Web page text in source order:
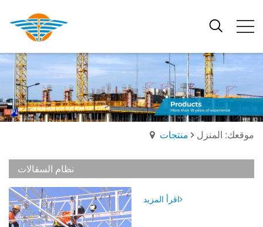
موقعك: المنزل منتجات
نظام السقالات
اقرأ المزيد